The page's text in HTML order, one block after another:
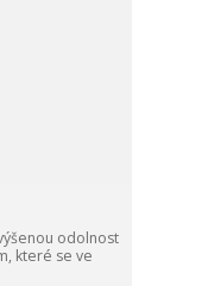
odolnost
které se ve